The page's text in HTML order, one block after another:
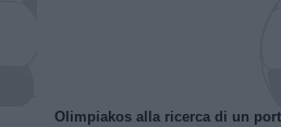
Olimpiakos alla ricerca di un